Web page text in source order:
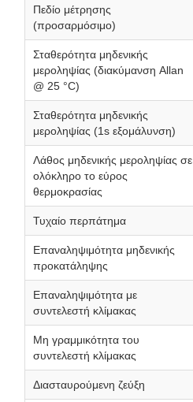
Πεδίο μέτρησης
(προσαρμόσιμο)
Σταθερότητα μηδενικής
μεροληψίας (διακύμανση Allan
@ 25 °C)
Σταθερότητα μηδενικής
μεροληψίας (1s εξομάλυνση)
Λάθος μηδενικής μεροληψίας σε
ολόκληρο το εύρος
θερμοκρασίας
Τυχαίο περπάτημα
Επαναληψιμότητα μηδενικής
προκατάληψης
Επαναληψιμότητα με
συντελεστή κλίμακας
Μη γραμμικότητα του
συντελεστή κλίμακας
Διασταυρούμενη ζεύξη